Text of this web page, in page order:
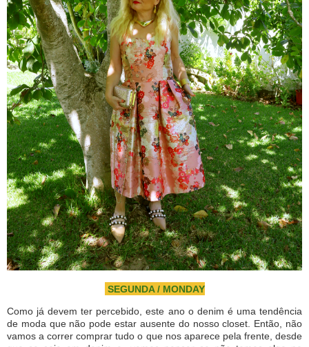
SEGUNDA / MONDAY
Como já devem ter percebido, este ano o denim é uma tendência
de moda que não pode estar ausente do nosso closet. Então, não
vamos a correr comprar tudo o que nos aparece pela frente, desde